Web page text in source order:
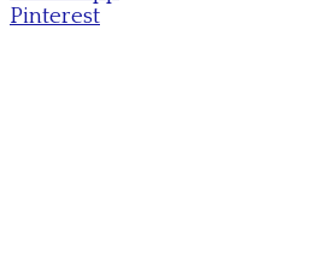
Pinterest